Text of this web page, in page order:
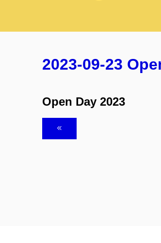
2023-09-23
Open Day 2023